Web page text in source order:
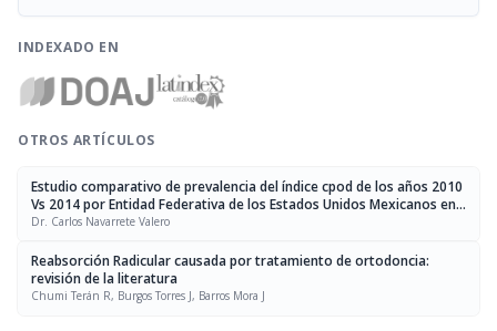
INDEXADO EN
OTROS ARTÍCULOS
Estudio comparativo de prevalencia del índice cpod de los años 2010
Vs 2014 por Entidad Federativa de los Estados Unidos Mexicanos en
la población de 5 años
Dr. Carlos Navarrete Valero
Reabsorción Radicular causada por tratamiento de ortodoncia:
revisión de la literatura
Chumi Terán R, Burgos Torres J, Barros Mora J